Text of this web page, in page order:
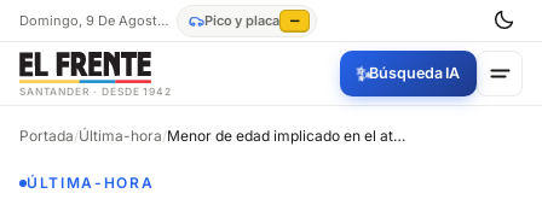
Domingo, 9 De Agosto De 2026 Pico y placa —
SANTANDER · DESDE 1942
✨Búsqueda IA
Portada/Última-hora/ Menor de edad implicado en el atentado sicarial contra comerciante en Bucaramanga
ÚLTIMA-HORA